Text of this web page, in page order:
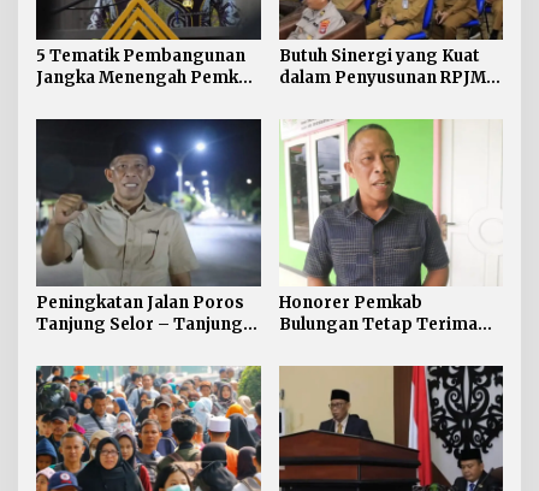
5 Tematik Pembangunan
Jangka Menengah Pemkab
Butuh Sinergi yang Kuat
dalam Penyusunan RPJMD
Bulungan
Peningkatan Jalan Poros
Tanjung Selor – Tanjung
Dialokasikan
Honorer Pemkab
Bulungan Tetap Terima
Pengangkatan Maret 2026